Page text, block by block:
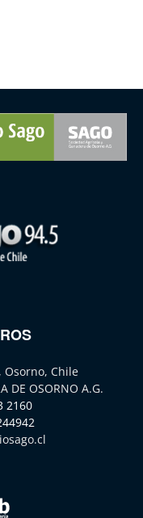
Osorno, Chile
DE OSORNO A.G.
2160